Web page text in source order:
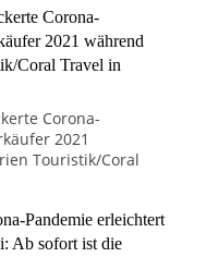
Corona-
2021
Touristik/Coral
Pandemie erleichtert
Ab sofort ist die